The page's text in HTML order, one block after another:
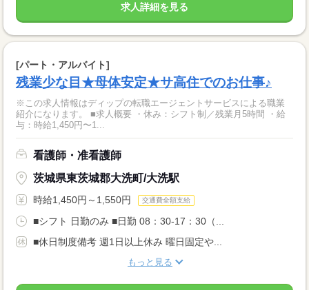
求人詳細を見る
[パート・アルバイト]
残業少な目★母体安定★サ高住でのお仕事♪
※この求人情報はディップの転職エージェントサービスによる職業
紹介になります。 ■求人概要 ・休み：シフト制／残業月5時間 ・給
与：時給1,450円〜1...
看護師・准看護師
茨城県東茨城郡大洗町/大洗駅
時給1,450円～1,550円 交通費全額支給
■シフト 日勤のみ ■日勤 08：30-17：30（...
■休日制度備考 週1日以上休み 曜日固定や...
もっと見る